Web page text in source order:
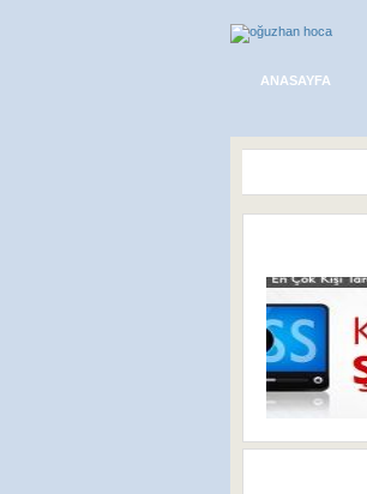
ANASAYFA